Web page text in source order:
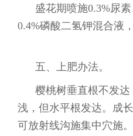
盛花期喷施0.3%尿素
0.4%磷酸二氢钾混合液
五、上肥办法。
樱桃树垂直根不发达
浅，但水平根发达。成
可放射线沟施集中穴施